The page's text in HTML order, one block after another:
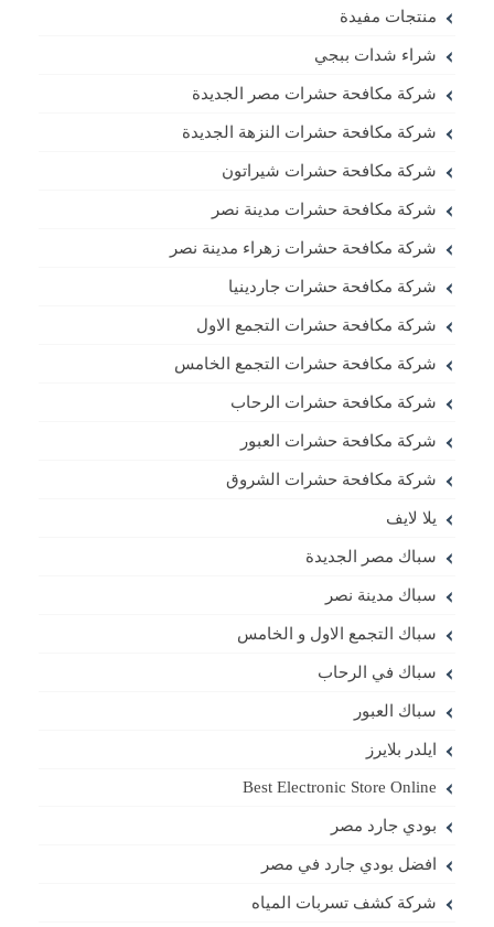
منتجات مفيدة
شراء شدات ببجي
شركة مكافحة حشرات مصر الجديدة
شركة مكافحة حشرات النزهة الجديدة
شركة مكافحة حشرات شيراتون
شركة مكافحة حشرات مدينة نصر
شركة مكافحة حشرات زهراء مدينة نصر
شركة مكافحة حشرات جاردينيا
شركة مكافحة حشرات التجمع الاول
شركة مكافحة حشرات التجمع الخامس
شركة مكافحة حشرات الرحاب
شركة مكافحة حشرات العبور
شركة مكافحة حشرات الشروق
يلا لايف
سباك مصر الجديدة
سباك مدينة نصر
سباك التجمع الاول و الخامس
سباك في الرحاب
سباك العبور
ايلدر بلايرز
Best Electronic Store Online
بودي جارد مصر
افضل بودي جارد في مصر
شركة كشف تسربات المياه